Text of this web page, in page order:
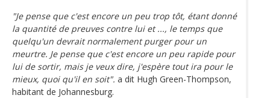
"Je pense que c'est encore un peu trop tôt, étant donné
la quantité de preuves contre lui et ..., le temps que
quelqu'un devrait normalement purger pour un
meurtre. Je pense que c'est encore un peu rapide pour
lui de sortir, mais je veux dire, j'espère tout ira pour le
mieux, quoi qu'il en soit". a dit Hugh Green-Thompson,
habitant de Johannesburg.